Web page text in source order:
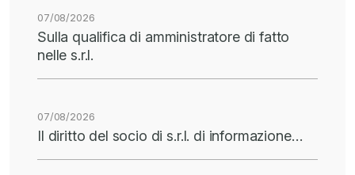
07/08/2026
Sulla qualifica di amministratore di fatto
nelle s.r.l.
07/08/2026
Il diritto del socio di s.r.l. di informazione…